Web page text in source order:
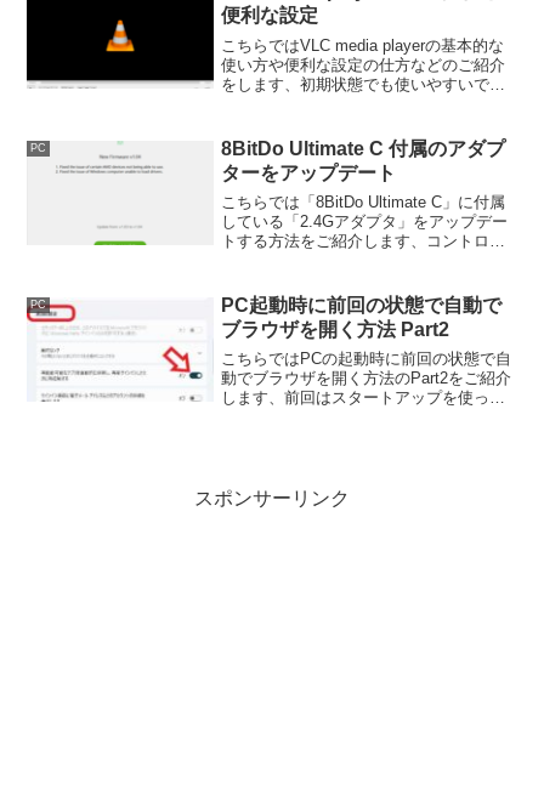
認してみましょう。
便利な設定
こちらではVLC media playerの基本的な
使い方や便利な設定の仕方などのご紹介
をします、初期状態でも使いやすいです
しになってみてください。
PC
8BitDo Ultimate C 付属のアダプ
ターをアップデート
こちらでは「8BitDo Ultimate C」に付属
している「2.4Gアダプタ」をアップデー
トする方法をご紹介します、コントロー
ね、アップデート方法はコントローラー
と同じです。
PC
PC起動時に前回の状態で自動で
ブラウザを開く方法 Part2
こちらではPCの起動時に前回の状態で自
動でブラウザを開く方法のPart2をご紹介
します、前回はスタートアップを使った
スポンサーリンク